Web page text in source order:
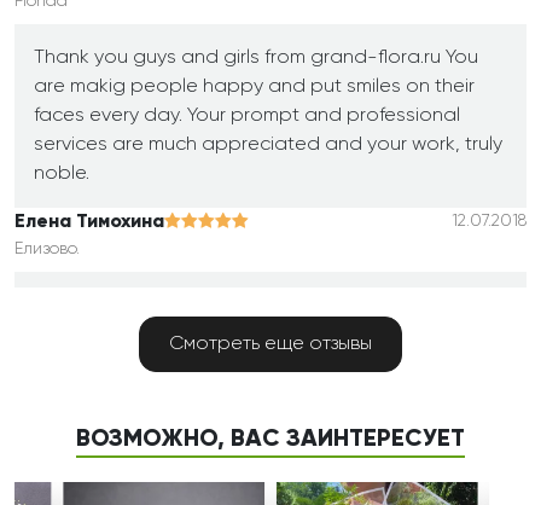
Thank you guys and girls from grand-flora.ru You
are makig people happy and put smiles on their
faces every day. Your prompt and professional
services are much appreciated and your work, truly
noble.
Елена Тимохина
12.07.2018
Елизово.
Флористам, за их вкус и мастерство. Цветы всегда
свежие. Букеты красочные и в реальности
обходительны и заботливы. Спасибо диспетчерам
телефонной службы. Приятные,милые, готовые
Смотреть еще отзывы
ВОЗМОЖНО, ВАС ЗАИНТЕРЕСУЕТ